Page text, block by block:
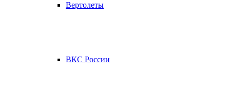
Вертолеты
ВКС России